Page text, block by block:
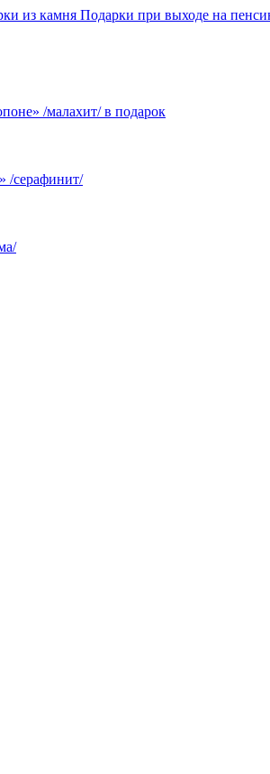
из камня Подарки при выходе на
/малахит/ в подарок
/серафинит/